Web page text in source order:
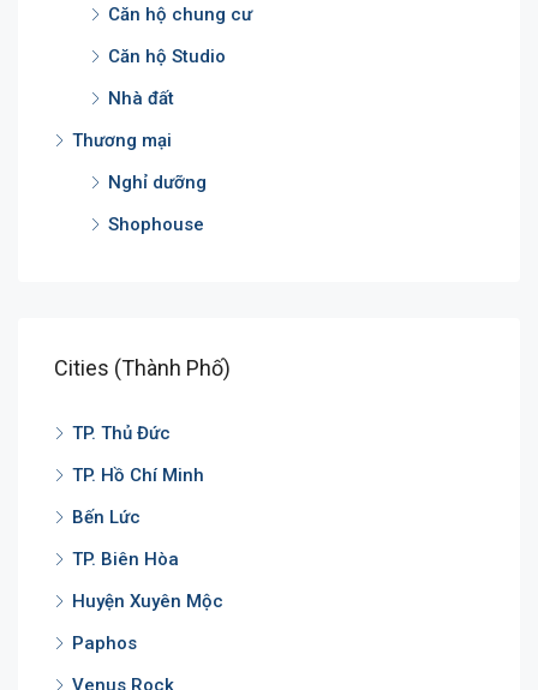
Căn hộ chung cư
Căn hộ Studio
Nhà đất
Thương mại
Nghỉ dưỡng
Shophouse
Cities (Thành Phố)
TP. Thủ Đức
TP. Hồ Chí Minh
Bến Lức
TP. Biên Hòa
Huyện Xuyên Mộc
Paphos
Venus Rock